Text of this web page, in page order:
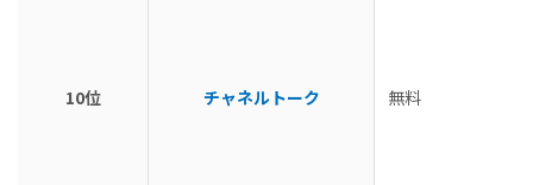
10位 チャネルトーク 無料